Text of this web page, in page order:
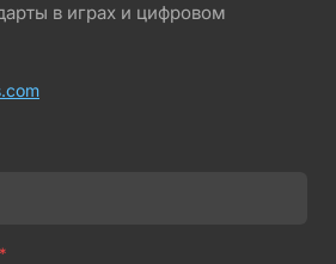
в играх и цифровом
*